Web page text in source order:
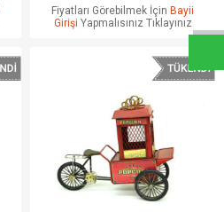
Fiyatları Görebilmek İçin Bayii
Girişi Yapmalısınız Tıklayınız